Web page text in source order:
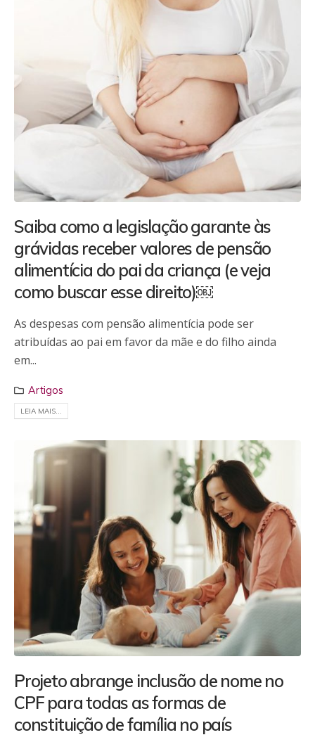
Saiba como a legislação garante às
grávidas receber valores de pensão
alimentícia do pai da criança (e veja
como buscar esse direito)￼
As despesas com pensão alimentícia pode ser
atribuídas ao pai em favor da mãe e do filho ainda
em...
Artigos
LEIA MAIS...
Projeto abrange inclusão de nome no
CPF para todas as formas de
constituição de família no país